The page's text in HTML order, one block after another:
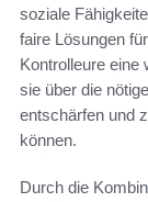
soziale
faire Lösungen
Kontrolleure eine
sie über die
entschärfen und
können.
Durch die